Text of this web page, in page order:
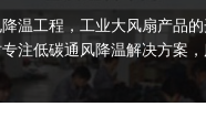
温工程，工业大风扇产品
注低碳通风降温解决方案